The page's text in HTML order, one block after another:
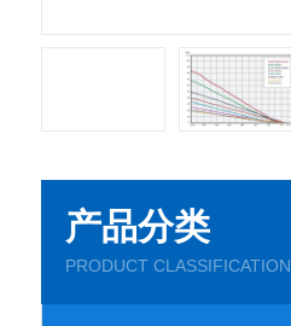
产品分类
PRODUCT CLASSIFICATION